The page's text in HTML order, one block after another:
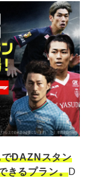
DAZNスタン
きるプラン。D